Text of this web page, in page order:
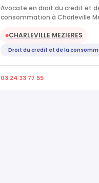
Avocate en droit du credit et
consommation à Charleville
●CHARLEVILLE MEZIERES
Droit du credit et de la
03 24 33 77 55